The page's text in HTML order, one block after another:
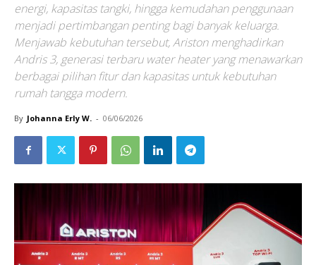
energi, kapasitas tangki, hingga kemudahan penggunaan
menjadi pertimbangan penting bagi banyak keluarga.
Menjawab kebutuhan tersebut, Ariston menghadirkan
Andris 3, generasi terbaru water heater yang menawarkan
berbagai pilihan fitur dan kapasitas untuk kebutuhan
rumah tangga modern.
By Johanna Erly W. - 06/06/2026